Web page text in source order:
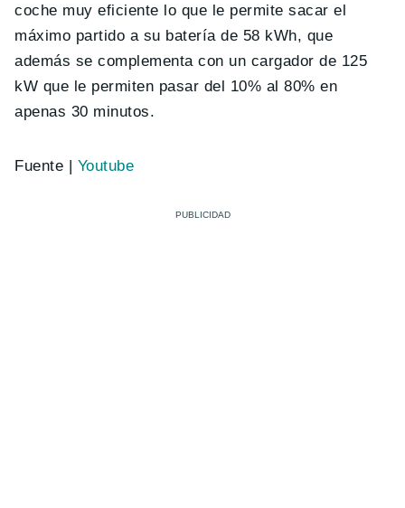
coche muy eficiente lo que le permite sacar el
máximo partido a su batería de 58 kWh, que
además se complementa con un cargador de 125
kW que le permiten pasar del 10% al 80% en
apenas 30 minutos.
Fuente | Youtube